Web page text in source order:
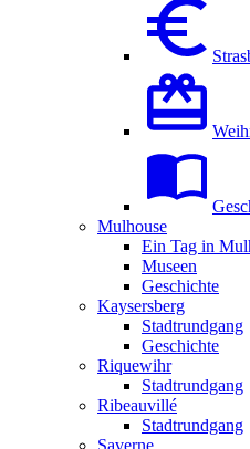
Mulhouse
Ein Tag in
Museen
Geschichte
Kaysersberg
Stadtrundgang
Geschichte
Riquewihr
Stadtrundgang
Ribeauvillé
Stadtrundgang
Saverne